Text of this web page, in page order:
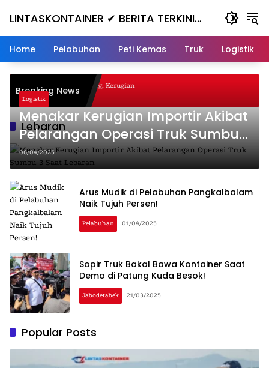
LINTASKONTAINER ✔ BERITA TERKINI
KONTAINER TERBARU HARI INI
Home Pelabuhan Peti Kemas Truk Logistik
Breaking News
Nanjak, Masuk ke Jurang, Kerugian
Lebaran
Logistik
Menakar Kerugian Importir Akibat
Pelarangan Operasi Truk Sumbu
3 Saat Lebaran
06/04/2025
Arus Mudik di Pelabuhan Pangkalbalam
Naik Tujuh Persen!
Pelabuhan 01/04/2025
Sopir Truk Bakal Bawa Kontainer Saat
Demo di Patung Kuda Besok!
Jabodetabek 21/03/2025
Popular Posts